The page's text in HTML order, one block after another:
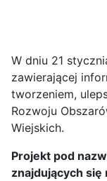
W dniu 21
zawierającej
tworzeniem,
Rozwoju
Wiejskich.
Projekt pod
znajdujących się